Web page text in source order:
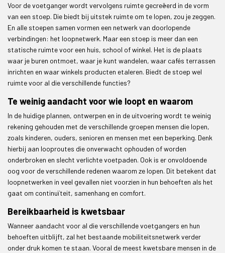
Voor de voetganger wordt vervolgens ruimte gecreëerd in de vorm
van een stoep. Die biedt bij uitstek ruimte om te lopen, zou je zeggen.
En alle stoepen samen vormen een netwerk van doorlopende
verbindingen: het loopnetwerk. Maar een stoep is meer dan een
statische ruimte voor een huis, school of winkel. Het is de plaats
waar je buren ontmoet, waar je kunt wandelen, waar cafés terrassen
inrichten en waar winkels producten etaleren. Biedt de stoep wel
ruimte voor al die verschillende functies?
Te weinig aandacht voor wie loopt en waarom
In de huidige plannen, ontwerpen en in de uitvoering wordt te weinig
rekening gehouden met de verschillende groepen mensen die lopen,
zoals kinderen, ouders, senioren en mensen met een beperking. Denk
hierbij aan looproutes die onverwacht ophouden of worden
onderbroken en slecht verlichte voetpaden. Ook is er onvoldoende
oog voor de verschillende redenen waarom ze lopen. Dit betekent dat
loopnetwerken in veel gevallen niet voorzien in hun behoeften als het
gaat om continuïteit, samenhang en comfort.
Bereikbaarheid is kwetsbaar
Wanneer aandacht voor al die verschillende voetgangers en hun
behoeften uitblijft, zal het bestaande mobiliteitsnetwerk verder
onder druk komen te staan. Vooral de meest kwetsbare mensen in de